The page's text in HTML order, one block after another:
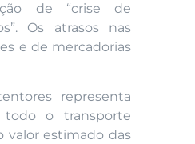
de “crise de
Os atrasos nas
e de mercadorias
representa
o transporte
valor estimado das